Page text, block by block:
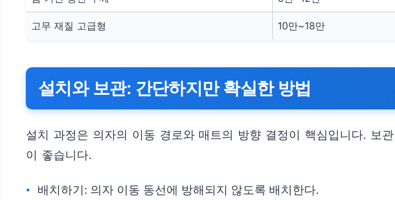
고무 재질 고급형 10만~18만
설치와 보관: 간단하지만 확실한 방법
설치 과정은 의자의 이동 경로와 매트의 방향 결정이 핵심입니다. 보
이 좋습니다.
배치하기: 의자 이동 동선에 방해되지 않도록 배치한다.